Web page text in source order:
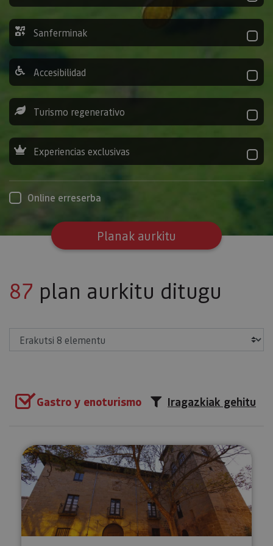
Sanferminak
Accesibilidad
Turismo regenerativo
Experiencias exclusivas
Online erreserba
Planak aurkitu
87 plan aurkitu ditugu
Gastro y enoturismo Iragazkiak gehitu
Afari pribatua Mencoen